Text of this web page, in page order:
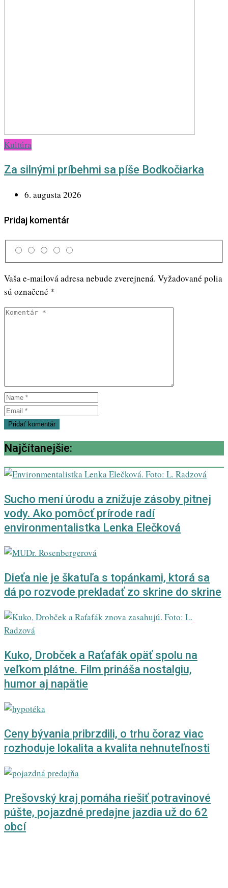
Kultúra
Za silnými príbehmi sa píše Bodkočiarka
6. augusta 2026
Pridaj komentár
Vaša e-mailová adresa nebude zverejnená. Vyžadované polia
sú označené *
Najčítanejšie:
Sucho mení úrodu a znižuje zásoby pitnej
vody. Ako pomôcť prírode radí
environmentalistka Lenka Elečková
Dieťa nie je škatuľa s topánkami, ktorá sa
dá po rozvode prekladať zo skrine do skrine
Kuko, Drobček a Raťafák opäť spolu na
veľkom plátne. Film prináša nostalgiu,
humor aj napätie
Ceny bývania pribrzdili, o trhu čoraz viac
rozhoduje lokalita a kvalita nehnuteľnosti
Prešovský kraj pomáha riešiť potravinové
púšte, pojazdné predajne jazdia už do 62
obcí